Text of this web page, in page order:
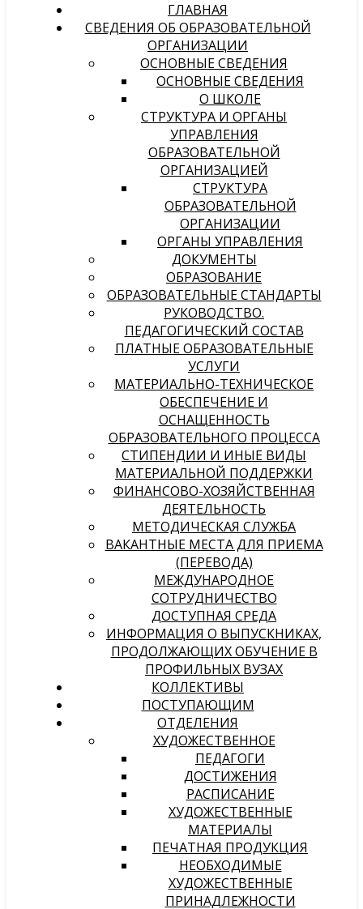
ГЛАВНАЯ
СВЕДЕНИЯ ОБ ОБРАЗОВАТЕЛЬНОЙ
ОРГАНИЗАЦИИ
ОСНОВНЫЕ СВЕДЕНИЯ
ОСНОВНЫЕ СВЕДЕНИЯ
О ШКОЛЕ
СТРУКТУРА И ОРГАНЫ
УПРАВЛЕНИЯ
ОБРАЗОВАТЕЛЬНОЙ
ОРГАНИЗАЦИЕЙ
СТРУКТУРА
ОБРАЗОВАТЕЛЬНОЙ
ОРГАНИЗАЦИИ
ОРГАНЫ УПРАВЛЕНИЯ
ДОКУМЕНТЫ
ОБРАЗОВАНИЕ
ОБРАЗОВАТЕЛЬНЫЕ СТАНДАРТЫ
РУКОВОДСТВО.
ПЕДАГОГИЧЕСКИЙ СОСТАВ
ПЛАТНЫЕ ОБРАЗОВАТЕЛЬНЫЕ
УСЛУГИ
МАТЕРИАЛЬНО-ТЕХНИЧЕСКОЕ
ОБЕСПЕЧЕНИЕ И
ОСНАЩЕННОСТЬ
ОБРАЗОВАТЕЛЬНОГО ПРОЦЕССА
СТИПЕНДИИ И ИНЫЕ ВИДЫ
МАТЕРИАЛЬНОЙ ПОДДЕРЖКИ
ФИНАНСОВО-ХОЗЯЙСТВЕННАЯ
ДЕЯТЕЛЬНОСТЬ
МЕТОДИЧЕСКАЯ СЛУЖБА
ВАКАНТНЫЕ МЕСТА ДЛЯ ПРИЕМА
(ПЕРЕВОДА)
МЕЖДУНАРОДНОЕ
СОТРУДНИЧЕСТВО
ДОСТУПНАЯ СРЕДА
ИНФОРМАЦИЯ О ВЫПУСКНИКАХ,
ПРОДОЛЖАЮЩИХ ОБУЧЕНИЕ В
ПРОФИЛЬНЫХ ВУЗАХ
КОЛЛЕКТИВЫ
ПОСТУПАЮЩИМ
ОТДЕЛЕНИЯ
ХУДОЖЕСТВЕННОЕ
ПЕДАГОГИ
ДОСТИЖЕНИЯ
РАСПИСАНИЕ
ХУДОЖЕСТВЕННЫЕ
МАТЕРИАЛЫ
ПЕЧАТНАЯ ПРОДУКЦИЯ
НЕОБХОДИМЫЕ
ХУДОЖЕСТВЕННЫЕ
ПРИНАДЛЕЖНОСТИ